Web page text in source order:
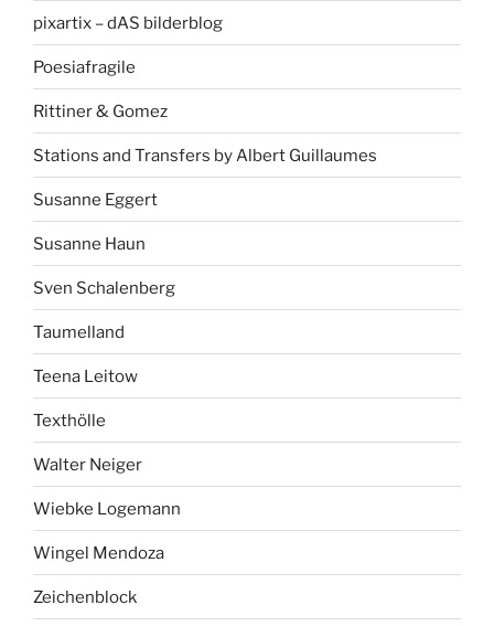
pixartix – dAS bilderblog
Poesiafragile
Rittiner & Gomez
Stations and Transfers by Albert Guillaumes
Susanne Eggert
Susanne Haun
Sven Schalenberg
Taumelland
Teena Leitow
Texthölle
Walter Neiger
Wiebke Logemann
Wingel Mendoza
Zeichenblock